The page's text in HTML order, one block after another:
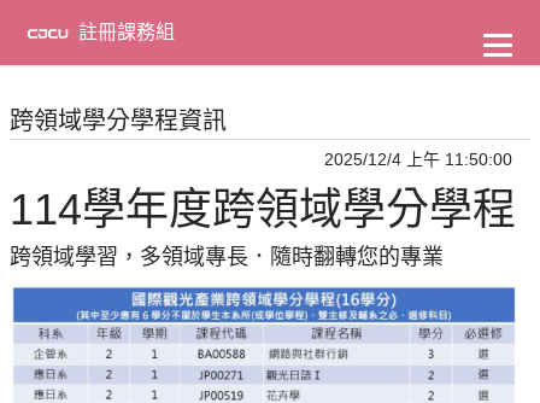
主
容
註冊課務組
跨領域學分學程資訊
2025/12/4 上午 11:50:00
114學年度跨領域學分學程
跨領域學習，多領域專長．隨時翻轉您的專業